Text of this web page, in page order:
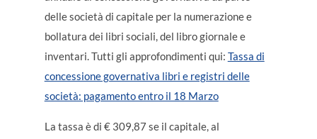
delle società di capitale per la numerazione e
bollatura dei libri sociali, del libro giornale e
inventari. Tutti gli approfondimenti qui: Tassa di
concessione governativa libri e registri delle
società: pagamento entro il 18 Marzo
La tassa è di € 309,87 se il capitale, al